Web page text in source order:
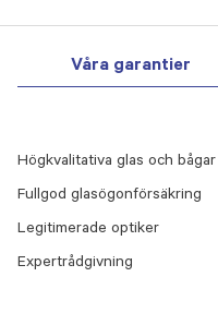
Våra garantier
Högkvalitativa glas och bågar
Fullgod glasögonförsäkring
Legitimerade optiker
Expertrådgivning